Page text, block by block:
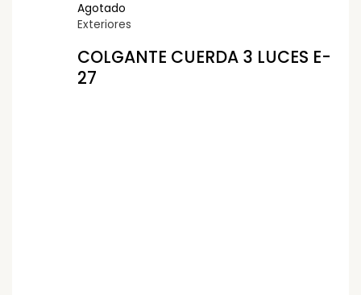
Agotado
Exteriores
COLGANTE CUERDA 3 LUCES E-
27